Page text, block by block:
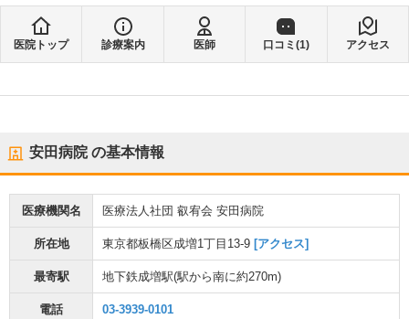
医院トップ 診療案内 医師 口コミ(1) アクセス
安田病院の基本情報
医療機関名 医療法人社団 叡宥会 安田病院
所在地 東京都板橋区成増1丁目13-9 [アクセス]
最寄駅 地下鉄成増駅(駅から南に約270m)
電話 03-3939-0101